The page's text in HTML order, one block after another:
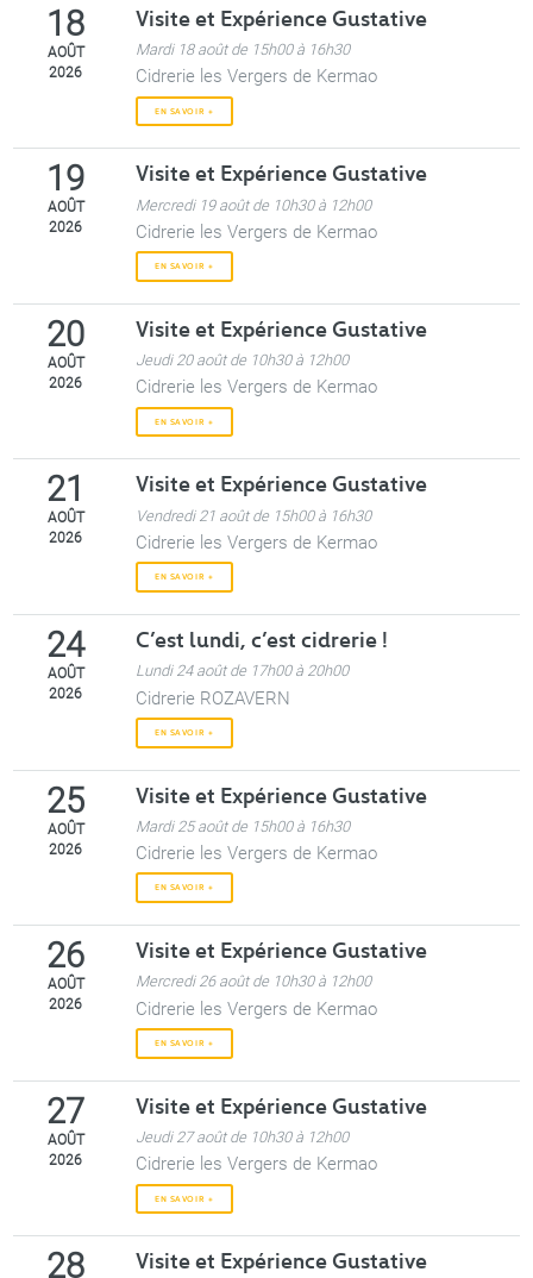
18
AOÛT
2026
Visite et Expérience Gustative
Mardi 18 août de 15h00 à 16h30
Cidrerie les Vergers de Kermao
EN SAVOIR +
19
AOÛT
2026
Visite et Expérience Gustative
Mercredi 19 août de 10h30 à 12h00
Cidrerie les Vergers de Kermao
EN SAVOIR +
20
AOÛT
2026
Visite et Expérience Gustative
Jeudi 20 août de 10h30 à 12h00
Cidrerie les Vergers de Kermao
EN SAVOIR +
21
AOÛT
2026
Visite et Expérience Gustative
Vendredi 21 août de 15h00 à 16h30
Cidrerie les Vergers de Kermao
EN SAVOIR +
24
AOÛT
2026
C’est lundi, c’est cidrerie !
Lundi 24 août de 17h00 à 20h00
Cidrerie ROZAVERN
EN SAVOIR +
25
AOÛT
2026
Visite et Expérience Gustative
Mardi 25 août de 15h00 à 16h30
Cidrerie les Vergers de Kermao
EN SAVOIR +
26
AOÛT
2026
Visite et Expérience Gustative
Mercredi 26 août de 10h30 à 12h00
Cidrerie les Vergers de Kermao
EN SAVOIR +
27
AOÛT
2026
Visite et Expérience Gustative
Jeudi 27 août de 10h30 à 12h00
Cidrerie les Vergers de Kermao
EN SAVOIR +
28 Visite et Expérience Gustative